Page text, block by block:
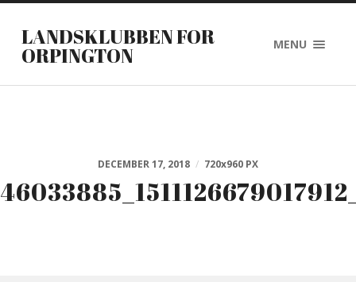
LANDSKLUBBEN FOR
ORPINGTON MENU
DECEMBER 17, 2018 / 720x960 PX